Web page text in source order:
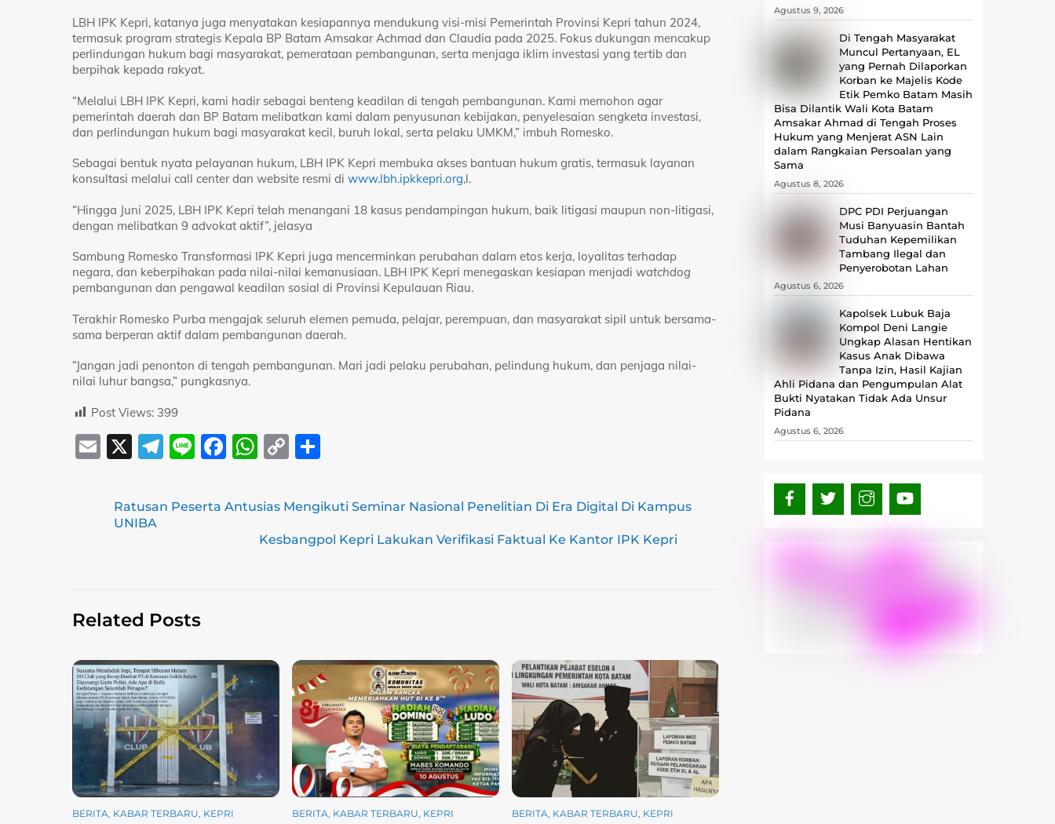
LBH IPK Kepri, katanya juga menyatakan kesiapannya mendukung visi-misi Pemerintah Provinsi Kepri tahun 2024,
termasuk program strategis Kepala BP Batam Amsakar Achmad dan Claudia pada 2025. Fokus dukungan mencakup
perlindungan hukum bagi masyarakat, pemerataan pembangunan, serta menjaga iklim investasi yang tertib dan
berpihak kepada rakyat.
“Melalui LBH IPK Kepri, kami hadir sebagai benteng keadilan di tengah pembangunan. Kami memohon agar
pemerintah daerah dan BP Batam melibatkan kami dalam penyusunan kebijakan, penyelesaian sengketa investasi,
dan perlindungan hukum bagi masyarakat kecil, buruh lokal, serta pelaku UMKM,” imbuh Romesko.
Sebagai bentuk nyata pelayanan hukum, LBH IPK Kepri membuka akses bantuan hukum gratis, termasuk layanan
konsultasi melalui call center dan website resmi di www.lbh.ipkkepri.org,l.
“Hingga Juni 2025, LBH IPK Kepri telah menangani 18 kasus pendampingan hukum, baik litigasi maupun non-litigasi,
dengan melibatkan 9 advokat aktif”, jelasya
Sambung Romesko Transformasi IPK Kepri juga mencerminkan perubahan dalam etos kerja, loyalitas terhadap
negara, dan keberpihakan pada nilai-nilai kemanusiaan. LBH IPK Kepri menegaskan kesiapan menjadi watchdog
pembangunan dan pengawal keadilan sosial di Provinsi Kepulauan Riau.
Terakhir Romesko Purba mengajak seluruh elemen pemuda, pelajar, perempuan, dan masyarakat sipil untuk bersama-
sama berperan aktif dalam pembangunan daerah.
“Jangan jadi penonton di tengah pembangunan. Mari jadi pelaku perubahan, pelindung hukum, dan penjaga nilai-
nilai luhur bangsa,” pungkasnya.
Post Views: 399
E
ai
X
T
e
Li
e
F
c
W
at
A
C
p
Li
ar
Ratusan Peserta Antusias Mengikuti Seminar Nasional Penelitian Di Era Digital Di Kampus
UNIBA
Kesbangpol Kepri Lakukan Verifikasi Faktual Ke Kantor IPK Kepri
Related Posts
BERITA, KABAR TERBARU, KEPRI BERITA, KABAR TERBARU, KEPRI BERITA, KABAR TERBARU, KEPRI
Agustus 9, 2026
Di Tengah Masyarakat
Muncul Pertanyaan, EL
yang Pernah Dilaporkan
Korban ke Majelis Kode
Etik Pemko Batam Masih
Bisa Dilantik Wali Kota Batam
Amsakar Ahmad di Tengah Proses
Hukum yang Menjerat ASN Lain
dalam Rangkaian Persoalan yang
Sama
Agustus 8, 2026
DPC PDI Perjuangan
Musi Banyuasin Bantah
Tuduhan Kepemilikan
Tambang Ilegal dan
Penyerobotan Lahan
Agustus 6, 2026
Kapolsek Lubuk Baja
Kompol Deni Langie
Ungkap Alasan Hentikan
Kasus Anak Dibawa
Tanpa Izin, Hasil Kajian
Ahli Pidana dan Pengumpulan Alat
Bukti Nyatakan Tidak Ada Unsur
Pidana
Agustus 6, 2026